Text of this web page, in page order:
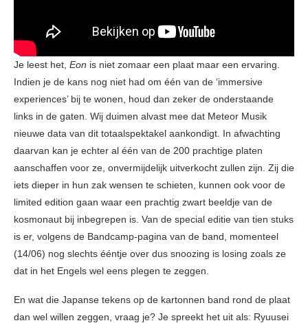
Je leest het, Eon is niet zomaar een plaat maar een ervaring.
Indien je de kans nog niet had om één van de ‘immersive
experiences’ bij te wonen, houd dan zeker de onderstaande
links in de gaten. Wij duimen alvast mee dat Meteor Musik
nieuwe data van dit totaalspektakel aankondigt. In afwachting
daarvan kan je echter al één van de 200 prachtige platen
aanschaffen voor ze, onvermijdelijk uitverkocht zullen zijn. Zij die
iets dieper in hun zak wensen te schieten, kunnen ook voor de
limited edition gaan waar een prachtig zwart beeldje van de
kosmonaut bij inbegrepen is. Van de special editie van tien stuks
is er, volgens de Bandcamp-pagina van de band, momenteel
(14/06) nog slechts ééntje over dus snoozing is losing zoals ze
dat in het Engels wel eens plegen te zeggen.
En wat die Japanse tekens op de kartonnen band rond de plaat
dan wel willen zeggen, vraag je? Je spreekt het uit als: Ryuusei